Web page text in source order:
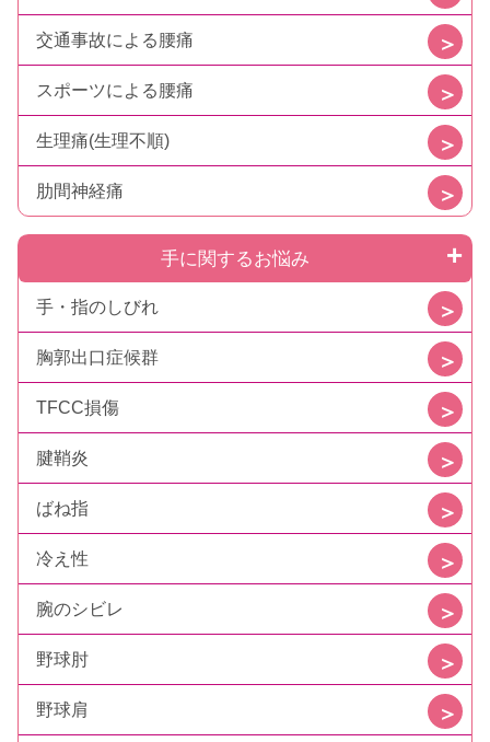
交通事故による腰痛
スポーツによる腰痛
生理痛(生理不順)
肋間神経痛
手に関するお悩み
手・指のしびれ
胸郭出口症候群
TFCC損傷
腱鞘炎
ばね指
冷え性
腕のシビレ
野球肘
野球肩